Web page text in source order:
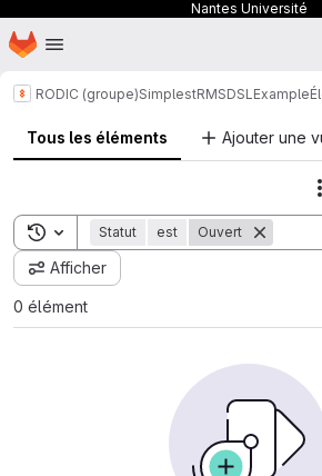
Nantes Université
Passer au contenu principal
Page d'accueil
RODIC (groupe)SimplestRMSDSLExample
Tous les éléments Ajouter une
Toggle search history
Statut est Ouvert
Afficher
0 élément